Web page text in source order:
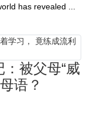
has revealed ...
被父母“威
语？